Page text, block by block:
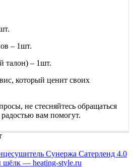
– 1шт.
талон) – 1шт.
который ценит своих
не стесняйтесь обращаться
вам помогут.